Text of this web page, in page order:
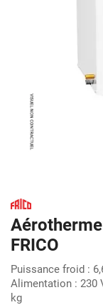
FRICO
Puissance froid :
Alimentation : 230
kg